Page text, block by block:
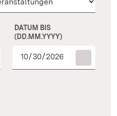
DATUM BIS
(DD.MM.YYYY)